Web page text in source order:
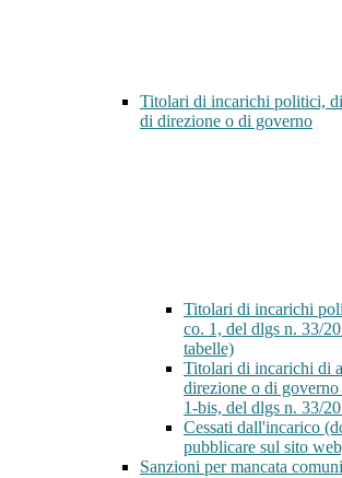
Titolari di incarichi politici,
di direzione o di governo
Titolari di incarichi
co. 1, del dlgs n. 33/
tabelle)
Titolari di incarichi di
direzione o di
1-bis, del dlgs n. 33/
Cessati dall'incarico
pubblicare sul sito
Sanzioni per mancata